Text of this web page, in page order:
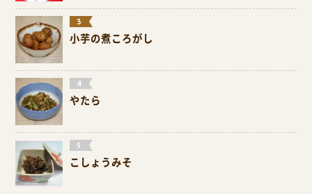
小芋の煮ころがし
やたら
こしょうみそ